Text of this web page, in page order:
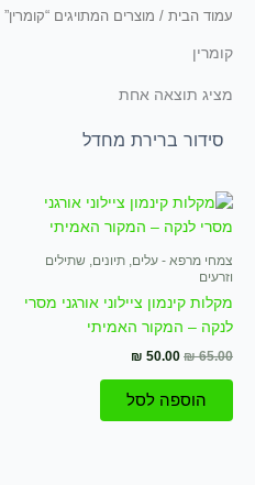
עמוד הבית / מוצרים המתויגים “קומרין”
קומרין
מציג תוצאה אחת
צמחי מרפא - עלים, תיונים, שתילים
וזרעים
מקלות קינמון ציילוני אורגני מסרי
לנקה – המקור האמיתי
₪65.00
המחיר
היה:
₪ 50.00
המחיר
הוא:
הוספה לסל